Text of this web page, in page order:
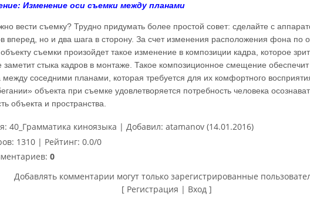
Изменение оси съемки между планами
вести съемку? Трудно придумать более простой совет: сделайте с
вперед, но и два шага в сторону. За счет изменения расположения фона по
съемки произойдет такое изменение в композиции кадра, которое
заметит стыка кадров в монтаже. Такое композиционное смещение
между соседними планами, которая требуется для их комфортного
объекта при съемке удовлетворяется потребность человека
объекта и пространства.
: 40_Грамматика киноязыка | Добавил: atamanov (14.01.2016)
: 1310 | Рейтинг: 0.0/0
: 0
Добавлять комментарии могут только зарегистрированные
[ Регистрация | Вход ]